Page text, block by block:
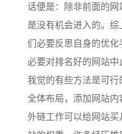
话便是：除非前面的
是没有机会进入的。
们必要反思自身的优
必要对排名好的网站
我觉的有些方法是可行
全体布局，添加网站
外链工作可以给网站